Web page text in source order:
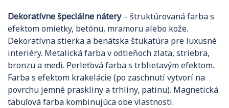
Dekoratívne špeciálne nátery– štruktúrovaná farba s
efektom omietky, betónu, mramoru alebo kože.
Dekoratívna stierka a benátska štukatúra pre luxusné
interiéry. Metalická farba v odtieňoch zlata, striebra,
bronzu a medi. Perleťová farba s trblietavým efektom.
Farba s efektom krakelácie (po zaschnutí vytvorí na
povrchu jemné praskliny a trhliny, patinu). Magnetická
tabuľová farba kombinujúca obe vlastnosti.